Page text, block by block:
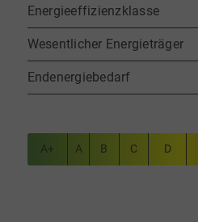
Energieeffizienzklasse
Wesentlicher Energieträger
Endenergiebedarf
A+ A B C D